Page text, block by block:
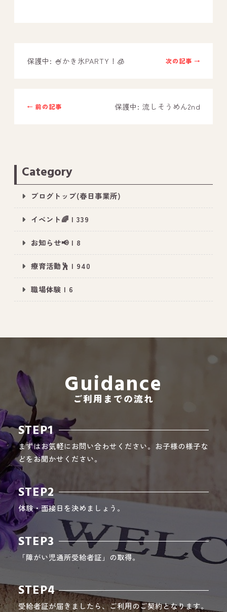
スタッフブログ
－ 福津事業所のブログ
－ 鳥栖事業所のブログ
All Peace｜オールピース
次の記事 →
保護中: 🍧かき氷PARTY！🧊
← 前の記事 保護中: 流しそうめん2nd
Category
ブログトップ(春日事業所)
イベント🌈 | 339
お知らせ📢 | 8
療育活動🕺 | 940
職場体験 | 6
Guidance
ご利用までの流れ
STEP1
まずはお気軽にお問い合わせください。お子様の様子な
どをお聞かせください。
STEP2
体験・面接日を決めましょう。
STEP3
「障がい児通所受給者証」の取得。
STEP4
受給者証が届きましたら、ご利用のご契約となります。